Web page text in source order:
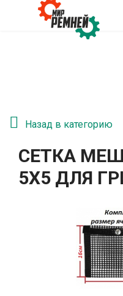
Назад в категорию
СЕТКА
5Х5 ДЛЯ